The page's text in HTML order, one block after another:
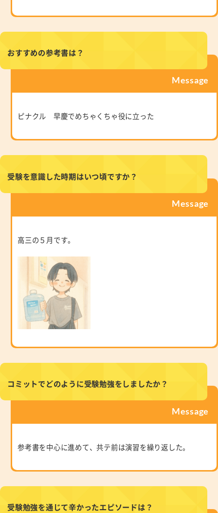
おすすめの参考書は？
Message
ピナクル 早慶でめちゃくちゃ役に立った
受験を意識した時期はいつ頃ですか？
Message
高三の５月です。
コミットでどのように受験勉強をしましたか？
Message
参考書を中心に進めて、共テ前は演習を繰り返した。
受験勉強を通じて辛かったエピソードは？